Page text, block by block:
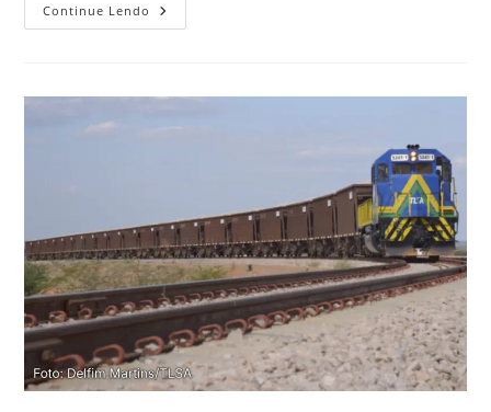
Continue Lendo